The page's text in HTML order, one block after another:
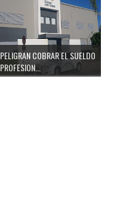
PELIGRAN COBRAR EL SUELDO
PROFESION...